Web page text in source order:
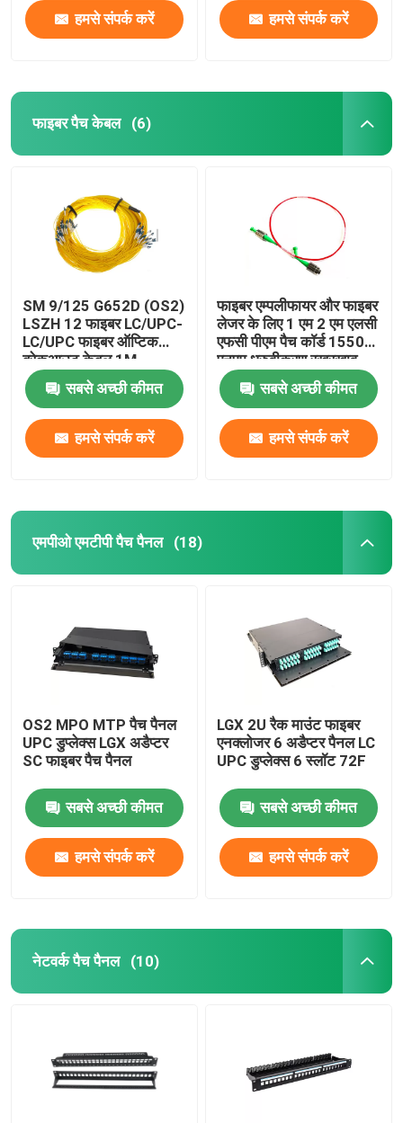
हमसे संपर्क करें हमसे संपर्क करें
फाइबर पैच केबल (6)
SM 9/125 G652D (OS2)
LSZH 12 फाइबर LC/UPC-
LC/UPC फाइबर ऑप्टिक
ब्रेकआउट केबल 1M
सबसे अच्छी कीमत
हमसे संपर्क करें
फाइबर एम्पलीफायर और फाइबर
लेजर के लिए 1 एम 2 एम एलसी
एफसी पीएम पैच कॉर्ड 1550
एनएम ध्रुवीकरण रखरखाव
पीएमएफ पैच कॉर्ड
सबसे अच्छी कीमत
हमसे संपर्क करें
एमपीओ एमटीपी पैच पैनल (18)
OS2 MPO MTP पैच पैनल
UPC डुप्लेक्स LGX अडैप्टर
SC फाइबर पैच पैनल
सबसे अच्छी कीमत
हमसे संपर्क करें
LGX 2U रैक माउंट फाइबर
एनक्लोजर 6 अडैप्टर पैनल LC
UPC डुप्लेक्स 6 स्लॉट 72F
सबसे अच्छी कीमत
हमसे संपर्क करें
नेटवर्क पैच पैनल (10)